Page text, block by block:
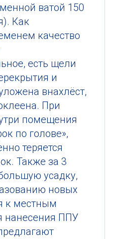
ватой 150
Как
качество
есть щели
и
внахлёст,
При
помещения
по голове»,
теряется
Также за 3
усадку,
новых
к местным
нанесения ППУ